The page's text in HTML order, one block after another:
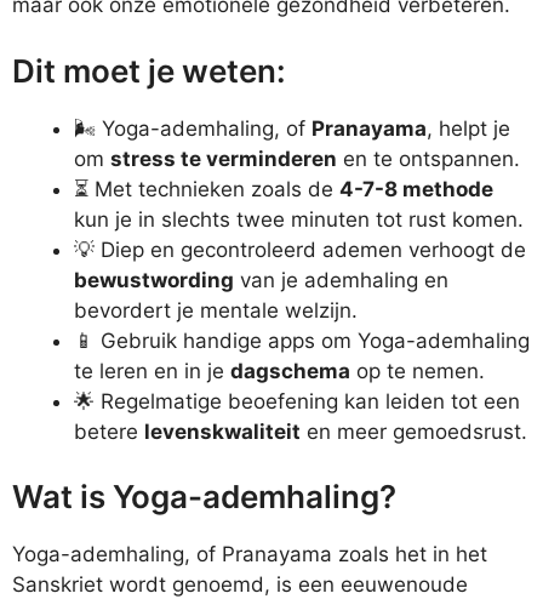
maar ook onze emotionele gezondheid verbeteren.
Dit moet je weten:
🌬️ Yoga-ademhaling, of Pranayama, helpt je
om stress te verminderen en te ontspannen.
⏳ Met technieken zoals de 4-7-8 methode
kun je in slechts twee minuten tot rust komen.
💡 Diep en gecontroleerd ademen verhoogt de
bewustwording van je ademhaling en
bevordert je mentale welzijn.
📱 Gebruik handige apps om Yoga-ademhaling
te leren en in je dagschema op te nemen.
🌟 Regelmatige beoefening kan leiden tot een
betere levenskwaliteit en meer gemoedsrust.
Wat is Yoga-ademhaling?
Yoga-ademhaling, of Pranayama zoals het in het
Sanskriet wordt genoemd, is een eeuwenoude